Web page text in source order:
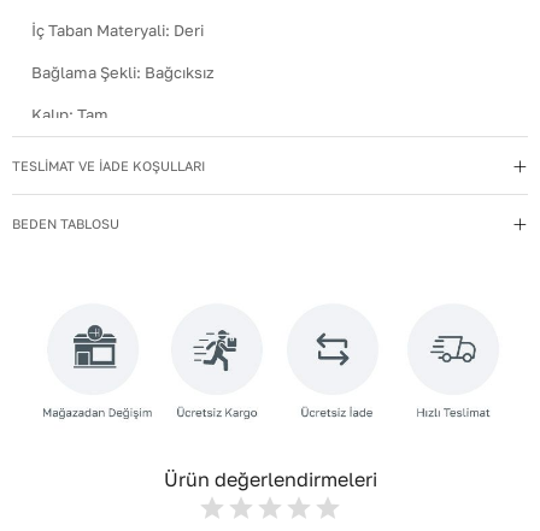
İç Taban Materyali: Deri
Bağlama Şekli: Bağcıksız
Kalıp: Tam
Kullanım Talimatı: Direkt güneş ışığından ve ısı kaynaklarından
Menşei:Türkiye
Yıkama Talimatı
Deri ayakkabılarınızı yumuşak bir fırçayla tozdan
arındırın. Hafif nemli bezle silin, doğal olarak kurumasını
TESLİMAT VE İADE KOŞULLARI
BEDEN TABLOSU
Ürün değerlendirmeleri